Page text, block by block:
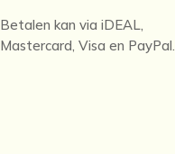
Betalen kan via iDEAL,
Mastercard, Visa en PayPal.